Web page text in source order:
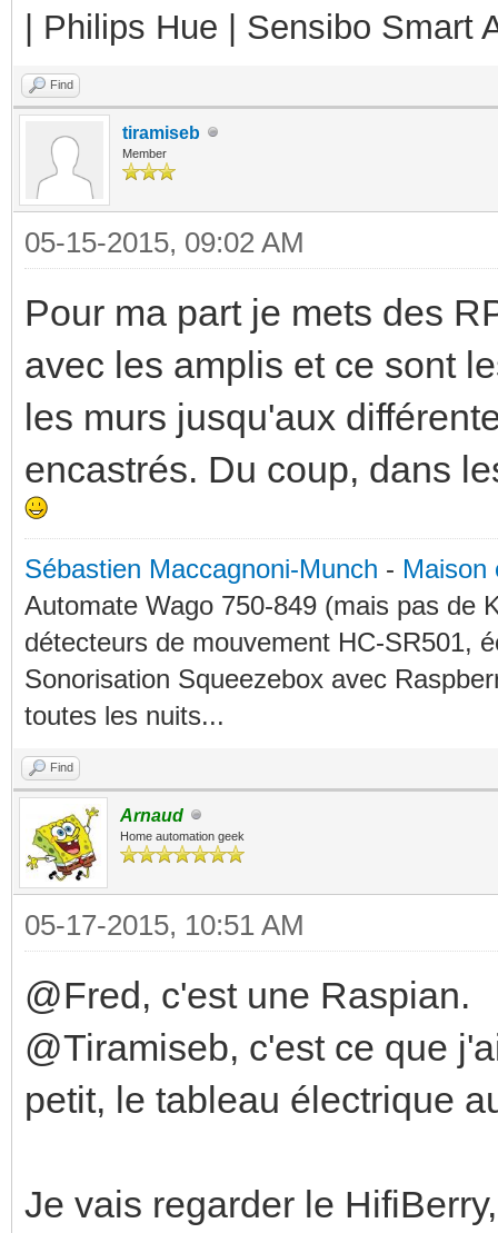
| Philips Hue | Sensibo Smart
Find
tiramiseb
Member
05-15-2015, 09:02 AM
Pour ma part je mets des
avec les amplis et ce sont
les murs jusqu'aux
encastrés. Du coup, dans
Sébastien Maccagnoni-Munch - Maison
Automate Wago 750-849 (mais pas de
détecteurs de mouvement HC-SR501,
Sonorisation Squeezebox avec
toutes les nuits...
Find
Arnaud
Home automation geek
05-17-2015, 10:51 AM
@Fred, c'est une Raspian.
@Tiramiseb, c'est ce que
petit, le tableau électrique
Je vais regarder le